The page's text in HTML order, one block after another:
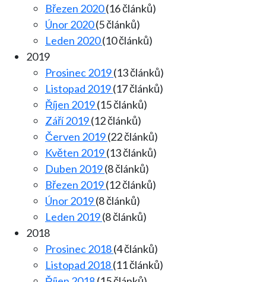
Březen 2020(16 článků)
Únor 2020(5 článků)
Leden 2020(10 článků)
2019
Prosinec 2019(13 článků)
Listopad 2019(17 článků)
Říjen 2019(15 článků)
Září 2019(12 článků)
Červen 2019(22 článků)
Květen 2019(13 článků)
Duben 2019(8 článků)
Březen 2019(12 článků)
Únor 2019(8 článků)
Leden 2019(8 článků)
2018
Prosinec 2018(4 článků)
Listopad 2018(11 článků)